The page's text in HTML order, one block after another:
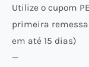
Utilize o cupom
primeira remessa
em até 15 dias)
—